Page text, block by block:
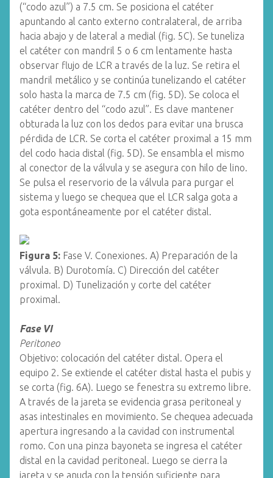
(“codo azul”) a 7.5 cm. Se posiciona el catéter
apuntando al canto externo contralateral, de arriba
hacia abajo y de lateral a medial (fig. 5C). Se tuneliza
el catéter con mandril 5 o 6 cm lentamente hasta
observar flujo de LCR a través de la luz. Se retira el
mandril metálico y se continúa tunelizando el catéter
solo hasta la marca de 7.5 cm (fig. 5D). Se coloca el
catéter dentro del “codo azul”. Es clave mantener
obturada la luz con los dedos para evitar una brusca
pérdida de LCR. Se corta el catéter proximal a 15 mm
del codo hacia distal (fig. 5D). Se ensambla el mismo
al conector de la válvula y se asegura con hilo de lino.
Se pulsa el reservorio de la válvula para purgar el
sistema y luego se chequea que el LCR salga gota a
gota espontáneamente por el catéter distal.
Figura 5: Fase V. Conexiones. A) Preparación de la
válvula. B) Durotomía. C) Dirección del catéter
proximal. D) Tunelización y corte del catéter
proximal.
Fase VI
Peritoneo
Objetivo: colocación del catéter distal. Opera el
equipo 2. Se extiende el catéter distal hasta el pubis y
se corta (fig. 6A). Luego se fenestra su extremo libre.
A través de la jareta se evidencia grasa peritoneal y
asas intestinales en movimiento. Se chequea adecuada
apertura ingresando a la cavidad con instrumental
romo. Con una pinza bayoneta se ingresa el catéter
distal en la cavidad peritoneal. Luego se cierra la
jareta y se anuda con la tensión suficiente para